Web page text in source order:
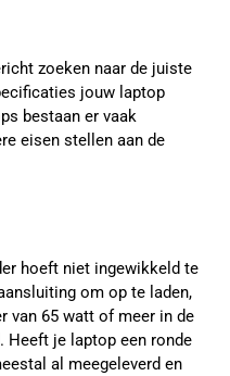
zoeken naar de juiste
jouw laptop
bestaan er vaak
eisen stellen aan de
hoeft niet ingewikkeld te
om op te laden,
van 65 watt of meer in de
Heeft je laptop een ronde
al meegeleverd en